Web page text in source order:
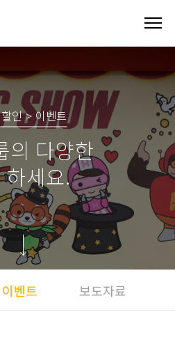
인 > 이벤트
의 다양한
세요.
이벤트 보도자료